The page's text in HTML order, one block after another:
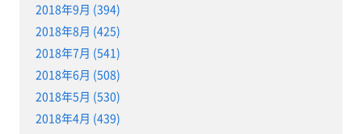
2018年9月 (394)
2018年8月 (425)
2018年7月 (541)
2018年6月 (508)
2018年5月 (530)
2018年4月 (439)